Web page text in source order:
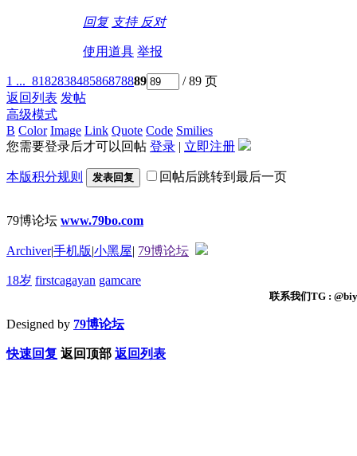
回复 支持 反对
使用道具 举报
1 ... 818283848586878889
/ 89 页
返回列表 发帖
高级模式
B Color Image Link Quote Code Smilies
您需要登录后才可以回帖 登录 | 立即注册
本版积分规则 发表回复 回帖后跳转到最后一页
79博论坛 www.79bo.com
Archiver|手机版|小黑屋| 79博论坛
18岁 firstcagayan gamcare
联系我们TG :
Designed by 79博论坛
快速回复 返回顶部 返回列表